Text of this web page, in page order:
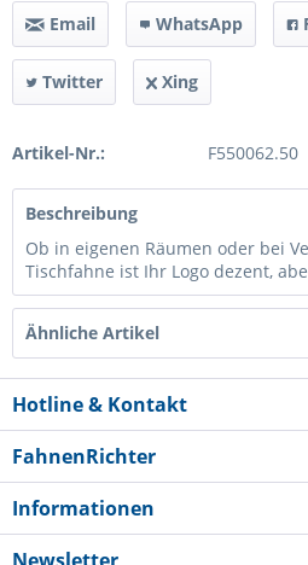
Email
WhatsApp
Twitter Xing
Artikel-Nr.: F550062.50
Beschreibung
Ob in eigenen Räumen oder bei
Tischfahne ist Ihr Logo dezent,
Ähnliche Artikel
Hotline & Kontakt
FahnenRichter
Informationen